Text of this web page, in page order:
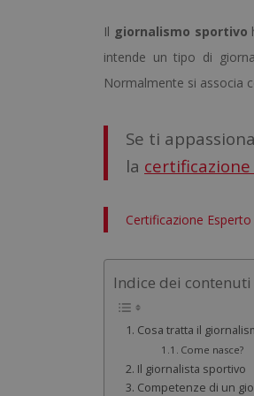
Il giornalismo sportivo
intende un tipo di
Normalmente si associa
Se ti
la
Certificazione
Indice dei contenuti
Cosa tratta il
Come nasce?
Il giornalista sportivo
Competenze di un